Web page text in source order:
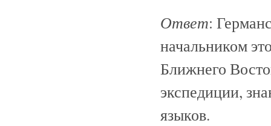
Ответ:
начальником
Ближнего
экспедиции,
языков.